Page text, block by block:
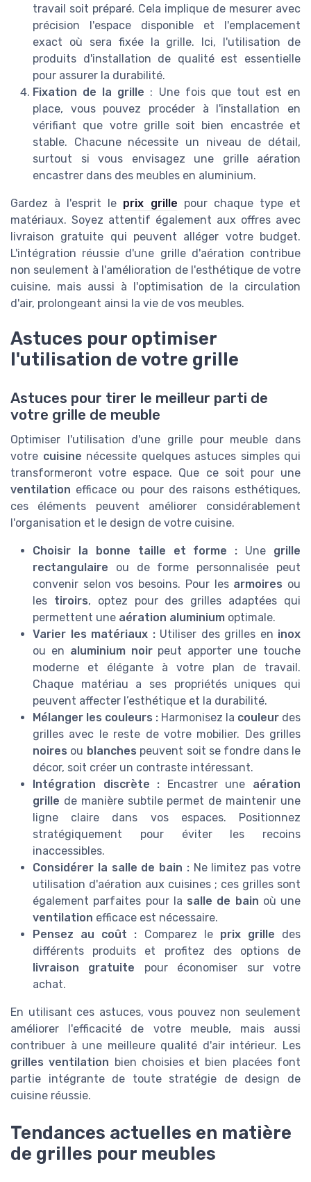
travail soit préparé. Cela implique de mesurer avec
précision l'espace disponible et l'emplacement
exact où sera fixée la grille. Ici, l'utilisation de
produits d'installation de qualité est essentielle
pour assurer la durabilité.
Fixation de la grille : Une fois que tout est en
place, vous pouvez procéder à l'installation en
vérifiant que votre grille soit bien encastrée et
stable. Chacune nécessite un niveau de détail,
surtout si vous envisagez une grille aération
encastrer dans des meubles en aluminium.
Gardez à l'esprit le prix grille pour chaque type et
matériaux. Soyez attentif également aux offres avec
livraison gratuite qui peuvent alléger votre budget.
L'intégration réussie d'une grille d'aération contribue
non seulement à l'amélioration de l'esthétique de votre
cuisine, mais aussi à l'optimisation de la circulation
d'air, prolongeant ainsi la vie de vos meubles.
Astuces pour optimiser
l'utilisation de votre grille
Astuces pour tirer le meilleur parti de
votre grille de meuble
Optimiser l'utilisation d'une grille pour meuble dans
votre cuisine nécessite quelques astuces simples qui
transformeront votre espace. Que ce soit pour une
ventilation efficace ou pour des raisons esthétiques,
ces éléments peuvent améliorer considérablement
l'organisation et le design de votre cuisine.
Choisir la bonne taille et forme : Une grille
rectangulaire ou de forme personnalisée peut
convenir selon vos besoins. Pour les armoires ou
les tiroirs, optez pour des grilles adaptées qui
permettent une aération aluminium optimale.
Varier les matériaux :Utiliser des grilles en inox
ou en aluminium noirpeut apporter une touche
moderne et élégante à votre plan de travail.
Chaque matériau a ses propriétés uniques qui
peuvent affecter l’esthétique et la durabilité.
Mélanger les couleurs : Harmonisez la couleur des
grilles avec le reste de votre mobilier. Des grilles
noires ou blanches peuvent soit se fondre dans le
décor, soit créer un contraste intéressant.
Intégration discrète : Encastrer une aération
grille de manière subtile permet de maintenir une
ligne claire dans vos espaces. Positionnez
stratégiquement pour éviter les recoins
inaccessibles.
Considérer la salle de bain :Ne limitez pas votre
utilisation d'aération aux cuisines ; ces grilles sont
également parfaites pour la salle de bain où une
ventilation efficace est nécessaire.
Pensez au coût : Comparez le prix grille des
différents produits et profitez des options de
livraison gratuite pour économiser sur votre
achat.
En utilisant ces astuces, vous pouvez non seulement
améliorer l'efficacité de votre meuble, mais aussi
contribuer à une meilleure qualité d'air intérieur. Les
grilles ventilation bien choisies et bien placées font
partie intégrante de toute stratégie de design de
cuisine réussie.
Tendances actuelles en matière
de grilles pour meubles